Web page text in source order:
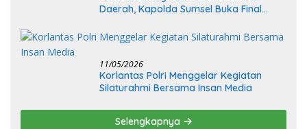
Daerah, Kapolda Sumsel Buka Final
11/05/2026
Korlantas Polri Menggelar Kegiatan
Silaturahmi Bersama Insan Media
Selengkapnya